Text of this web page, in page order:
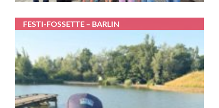
FESTI-FOSSETTE – BARLIN